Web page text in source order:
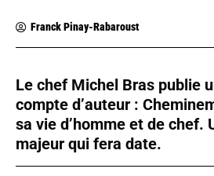
Franck Pinay-Rabaroust
Le chef Michel Bras publie
compte d’auteur :
sa vie d’homme et de chef.
majeur qui fera date.